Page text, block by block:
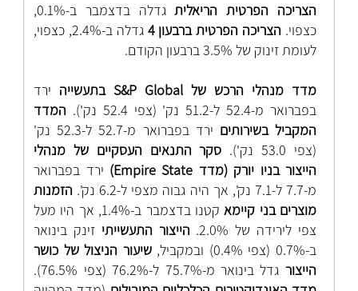
הצריכה הפרטית הריאלית
גדלה בדצמבר ב-0.1%,
כצפוי. הצריכה הפרטית ברבעון 4
גדלה ב-2.4%, כצפוי,
לעומת זינוק של 3.5% ברבעון הקודם.
מדד מנהלי הרכש שלS&P Global בתעשייה ירד
בפברואר מ-52.4 ל-51.2 נק' (צפי 52.4 נק').
המדד
המקביל בשירותים
ירד בפברואר מ-52.7 ל-52.3 נק'
(צפי 53.0 נק').
סקר התנאים העסקיים של מנהלי
הייצור בניו יורק (מדד Empire State
) ירד בפברואר
מ-7.7 ל-7.1 נק', אך היה גבוה מצפי ל-6.2 נק'.
הזמנות
מוצרים בני קיימא
קטנו בדצמבר ב-1.4%, אך היו מעל
צפי לירידה של 2.0%.
הייצור התעשייתי זינק בינואר
ב-0.7% (צפי 0.4%) ובמקביל,
שיעור הניצול של כושר
הייצור גדל בינואר מ-75.7% ל-76.2% (צפי 76.5%).